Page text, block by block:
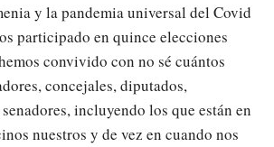
y la pandemia universal del Covid
participado en quince elecciones
convivido con no sé cuántos
concejales, diputados,
incluyendo los que están en
nuestros y de vez en cuando nos